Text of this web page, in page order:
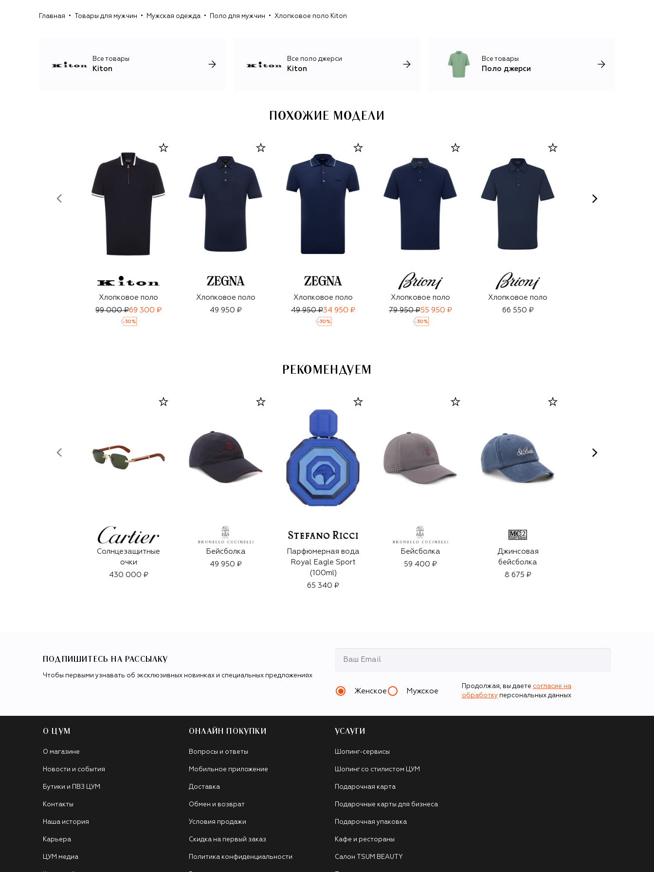
Обновления в ассортименте происходят четыре раза в
Главная Товары для мужчин Мужская одежда Поло для мужчин Хлопковое поло Kiton
Все товары
Kiton
Все поло джерси
Kiton
Все товары
Поло джерси
ПОХОЖИЕ МОДЕЛИ
Хлопковое поло
99 000 ₽69 300 ₽
-30 %
Хлопковое поло
49 950 ₽
Хлопковое поло
49 950 ₽34 950 ₽
-30 %
Хлопковое поло
79 950 ₽55 950 ₽
-30 %
Хлопковое поло
66 550 ₽
РЕКОМЕНДУЕМ
Солнцезащитные
очки
430 000 ₽
Бейсболка
49 950 ₽
Парфюмерная вода
Royal Eagle Sport
(100ml)
65 340 ₽
Бейсболка
59 400 ₽
Джинсовая
бейсболка
8 675 ₽
ПОДПИШИТЕСЬ НА РАССЫЛКУ
Чтобы первыми узнавать об эксклюзивных новинках и специальных предложениях
Женское Мужское
Продолжая, вы даете согласие на
обработку персональных данных
О ЦУМ
О магазине
Новости и события
Бутики и ПВЗ ЦУМ
Контакты
Наша история
Карьера
ЦУМ медиа
ОНЛАЙН ПОКУПКИ
Вопросы и ответы
Мобильное приложение
Доставка
Обмен и возврат
Условия продажи
Скидка на первый заказ
Политика конфиденциальности
УСЛУГИ
Шопинг-сервисы
Шопинг со стилистом ЦУМ
Подарочная карта
Подарочные карты для бизнеса
Подарочная упаковка
Кафе и рестораны
Салон TSUM BEAUTY